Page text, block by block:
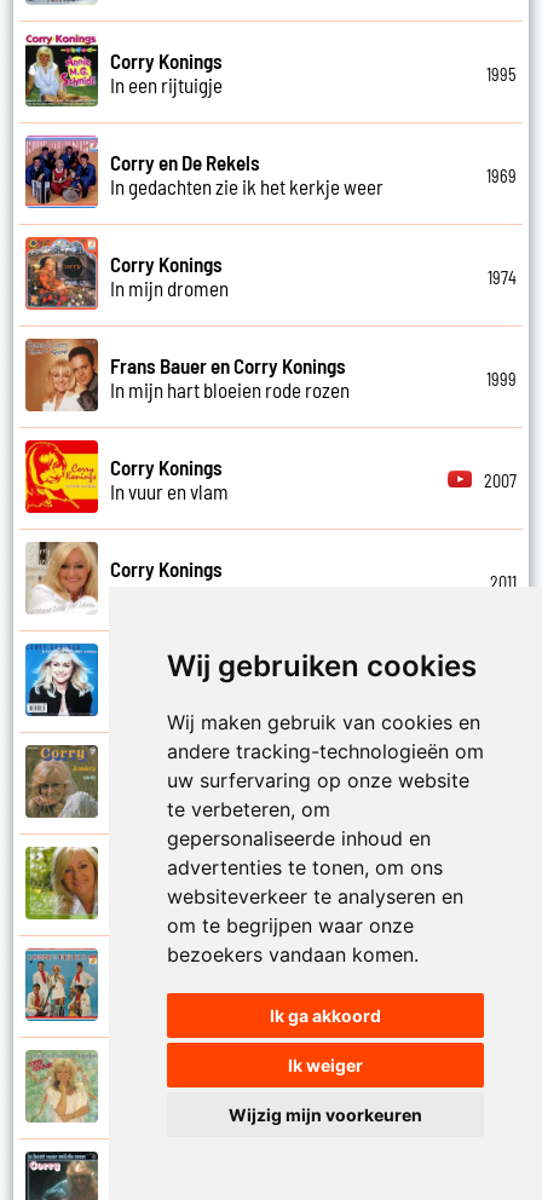
Wij gebruiken cookies
Wij maken gebruik van cookies en
andere tracking-technologieën om
uw surfervaring op onze website
te verbeteren, om
gepersonaliseerde inhoud en
advertenties te tonen, om ons
websiteverkeer te analyseren en
om te begrijpen waar onze
bezoekers vandaan komen.
Ik ga akkoord
Ik weiger
Wijzig mijn voorkeuren
Corry Konings
In een rijtuigje
1995
Corry en De Rekels
In gedachten zie ik het kerkje weer
1969
Corry Konings
In mijn dromen
1974
Frans Bauer en Corry Konings
In mijn hart bloeien rode rozen
1999
Corry Konings
In vuur en vlam
2007
Corry Konings
2011
Corry Konings
Corry Konings
Je moedertje
Corry Konings
Jij bent een zeeman